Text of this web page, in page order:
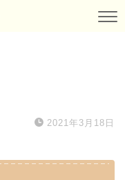
2021年3月18日